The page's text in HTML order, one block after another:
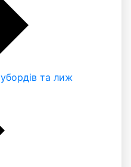
та лиж